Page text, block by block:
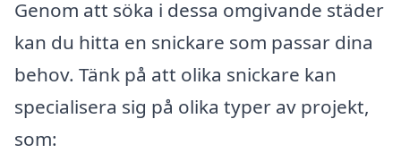
Genom att söka i dessa omgivande städer
kan du hitta en snickare som passar dina
behov. Tänk på att olika snickare kan
specialisera sig på olika typer av projekt,
som: